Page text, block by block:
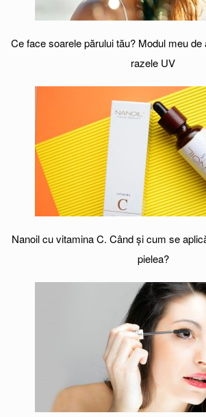
Ce face soarele părului tău? Modul meu
razele UV
Nanoil cu vitamina C. Când și cum se
pielea?